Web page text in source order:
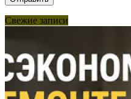
Свежие записи